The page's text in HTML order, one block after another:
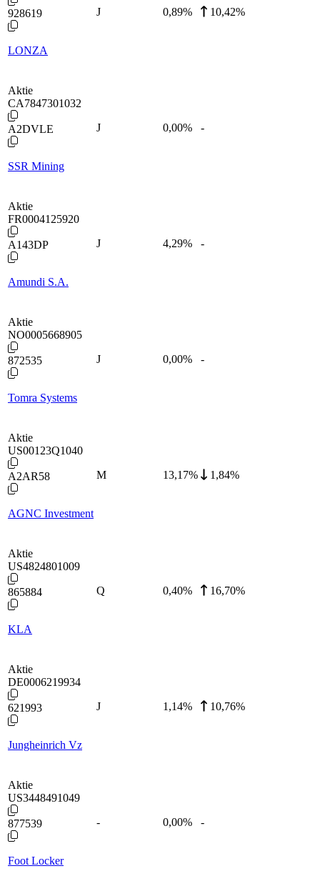
928619
LONZA
J 0,89% 10,42%
Aktie
CA7847301032
A2DVLE
SSR Mining
J 0,00% -
Aktie
FR0004125920
A143DP
Amundi S.A.
J 4,29% -
Aktie
NO0005668905
872535
Tomra Systems
J 0,00% -
Aktie
US00123Q1040
A2AR58
AGNC Investment
M 13,17% 1,84%
Aktie
US4824801009
865884
KLA
Q 0,40% 16,70%
Aktie
DE0006219934
621993
Jungheinrich Vz
J 1,14% 10,76%
Aktie
US3448491049
877539
Foot Locker
- 0,00% -